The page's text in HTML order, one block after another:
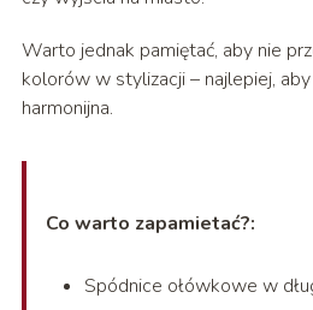
Warto jednak pamiętać, aby nie
kolorów w stylizacji – najlepiej, aby
harmonijna.
Co warto zapamietać?:
Spódnice ołówkowe w